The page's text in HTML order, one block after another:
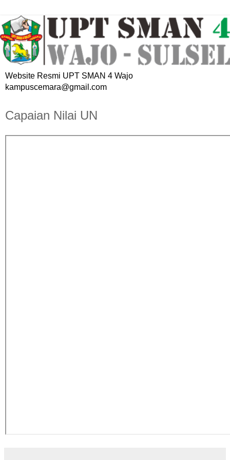
Website Resmi UPT SMAN 4 Wajo
kampuscemara@gmail.com
Capaian Nilai UN